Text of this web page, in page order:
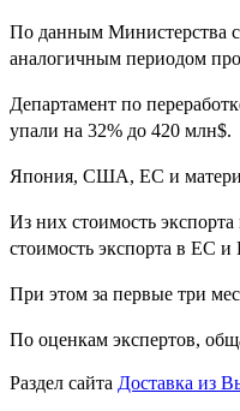
По данным Министерства
аналогичным периодом
Департамент по
упали на 32% до 420 млн$.
Япония, США, ЕС и
Из них стоимость
стоимость экспорта в ЕС и
При этом за первые три
По оценкам экспертов,
Раздел сайта Доставка из